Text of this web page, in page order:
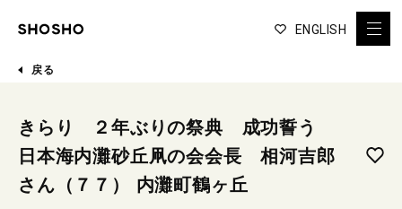
ENGLISH
戻る
きらり ２年ぶりの祭典 成功誓う
日本海内灘砂丘凧の会会長 相河吉郎
さん（７７） 内灘町鶴ヶ丘